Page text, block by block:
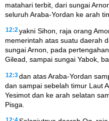
matahari terbit, dari sungai
seluruh Araba-Yordan ke arah
12:2 yakni Sihon, raja orang
memerintah atas suatu daerah
sungai Arnon, pada
Gilead, sampai sungai Yabok,
12:3dan atas Araba-Yordan
dan sampai sebelah timur Laut
Yesimot dan ke arah selatan
Pisga.